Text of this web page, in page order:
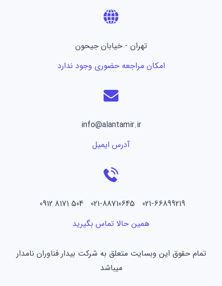
تهران - خیابان جیحون
امکان مراجعه حضوری وجود ندارد
info@alantamir.ir
آدرس ایمیل
021-66899219 021-88710645 504 8171 0912
همین حالا تماس بگیرید
تمام حقوق این وبسایت متعلق به شرکت بیدار فناوران نامدار
میباشد